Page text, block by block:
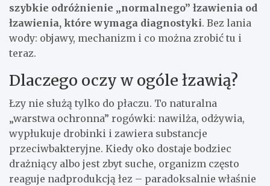
szybkie odróżnienie „normalnego” łzawienia od
łzawienia, które wymaga diagnostyki. Bez lania
wody: objawy, mechanizm i co można zrobić tu i
teraz.
Dlaczego oczy w ogóle łzawią?
Łzy nie służą tylko do płaczu. To naturalna
„warstwa ochronna” rogówki: nawilża, odżywia,
wypłukuje drobinki i zawiera substancje
przeciwbakteryjne. Kiedy oko dostaje bodziec
drażniący albo jest zbyt suche, organizm często
reaguje nadprodukcją łez – paradoksalnie właśnie